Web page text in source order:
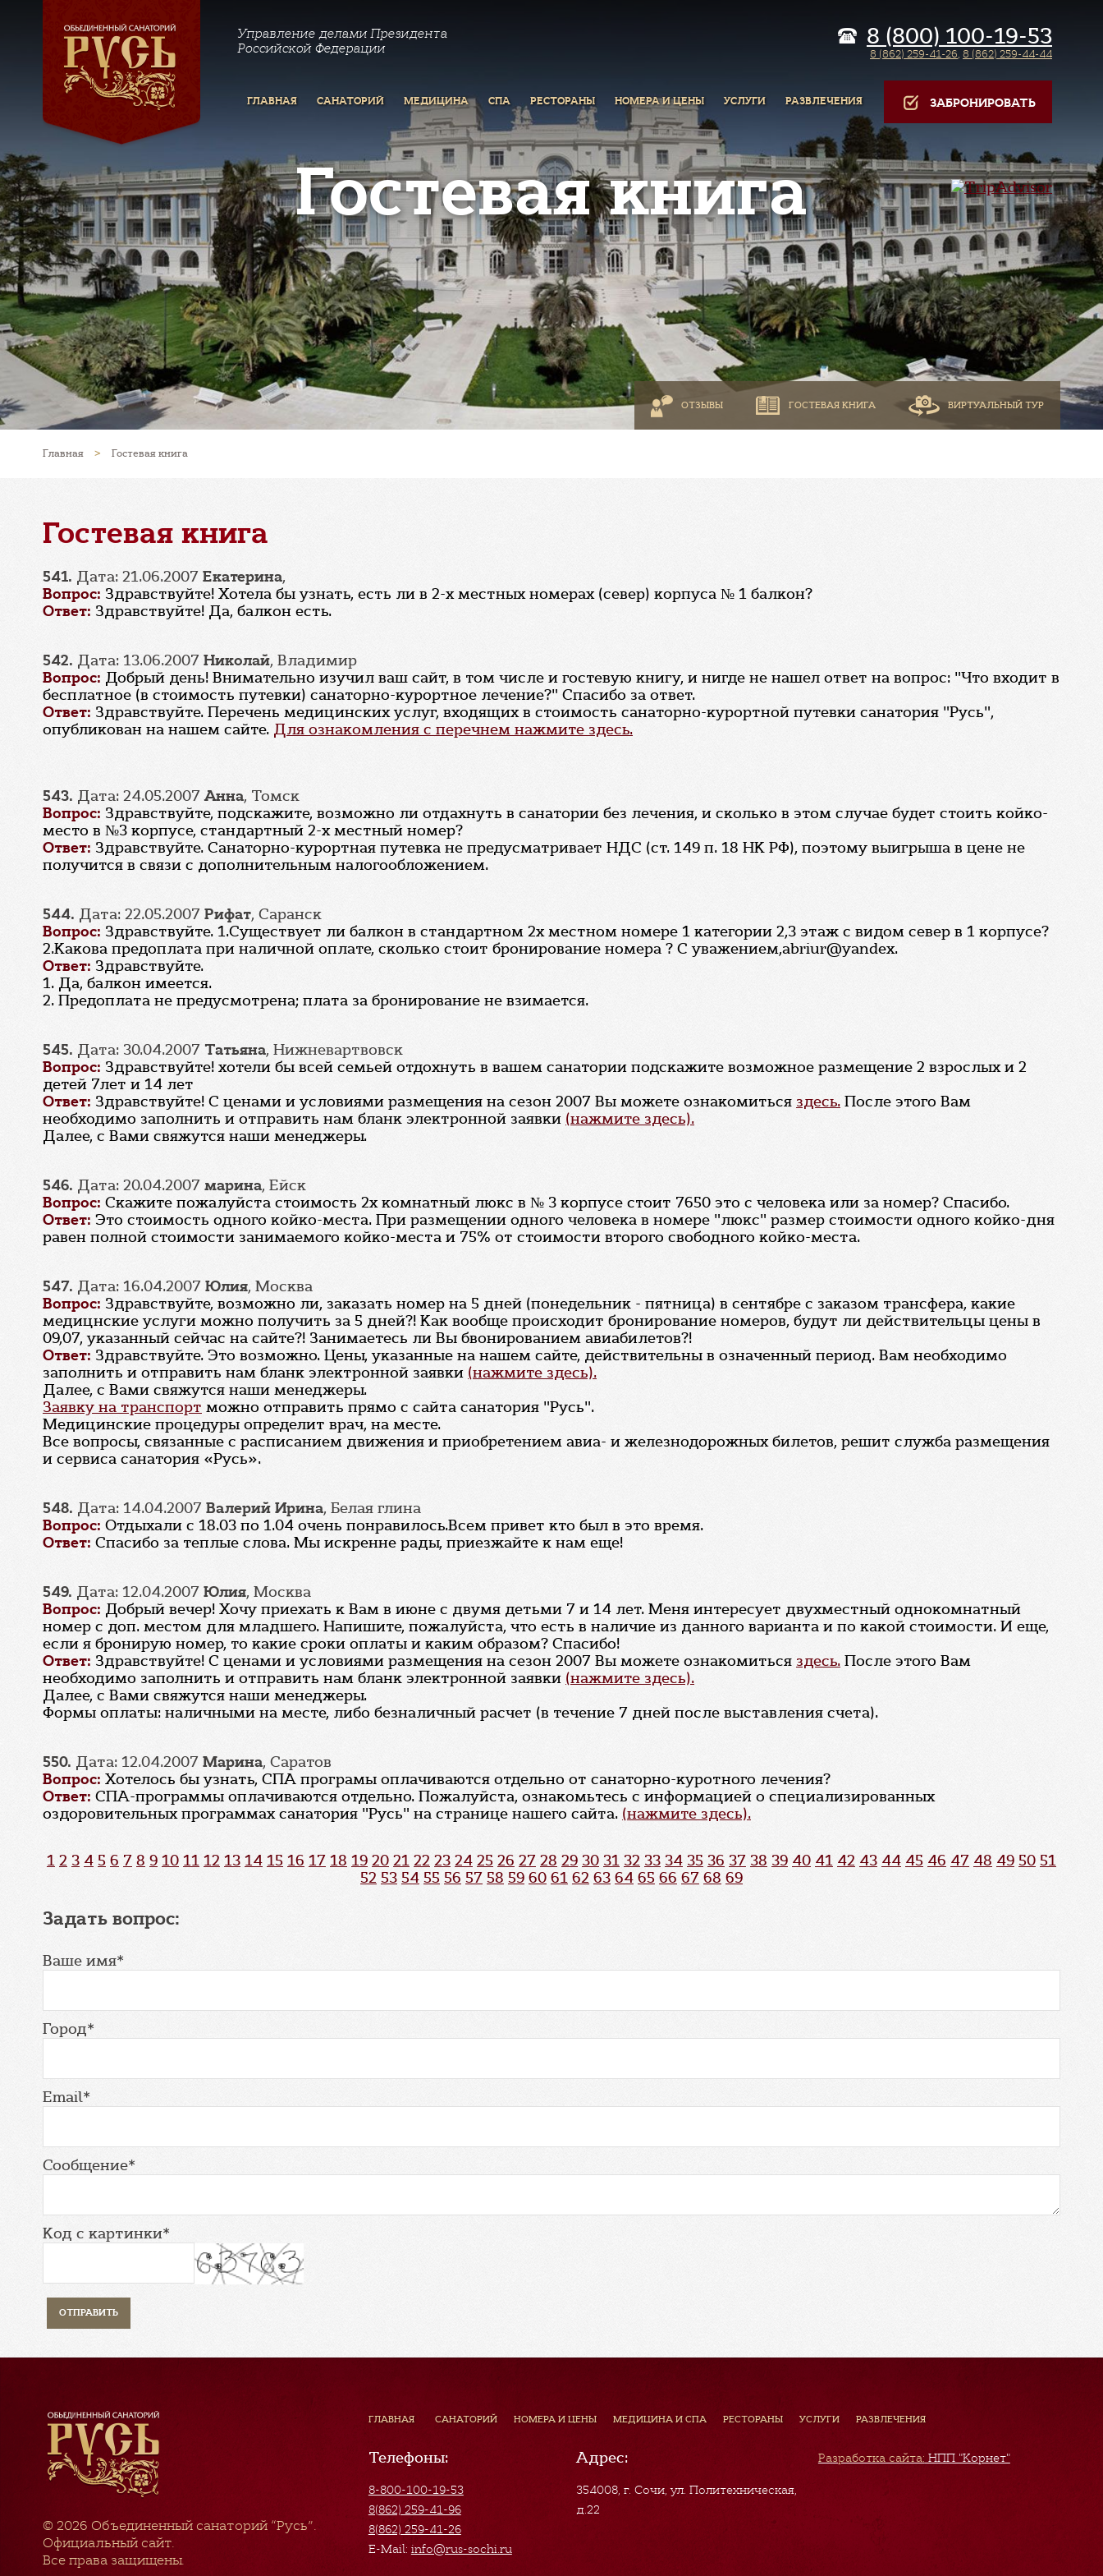
Управление делами Президента
Российской Федерации
8 (800) 100-19-53
8 (862) 259-41-26, 8 (862) 259-44-44
ГЛАВНАЯ САНАТОРИЙ МЕДИЦИНА СПА РЕСТОРАНЫ НОМЕРА И ЦЕНЫ УСЛУГИ РАЗВЛЕЧЕНИЯ ЗАБРОНИРОВАТЬ
Гостевая книга
ОТЗЫВЫ ГОСТЕВАЯ КНИГА ВИРТУАЛЬНЫЙ ТУР
Главная > Гостевая книга
Гостевая книга
541. Дата: 21.06.2007 Екатерина,
Вопрос: Здравствуйте! Хотела бы узнать, есть ли в 2-х местных номерах (север) корпуса № 1 балкон?
Ответ: Здравствуйте! Да, балкон есть.
542. Дата: 13.06.2007 Николай, Владимир
Вопрос: Добрый день! Внимательно изучил ваш сайт, в том числе и гостевую книгу, и нигде не нашел ответ на вопрос: "Что входит в
бесплатное (в стоимость путевки) санаторно-курортное лечение?" Спасибо за ответ.
Ответ: Здравствуйте. Перечень медицинских услуг, входящих в стоимость санаторно-курортной путевки санатория "Русь",
опубликован на нашем сайте. Для ознакомления с перечнем нажмите здесь.
543. Дата: 24.05.2007Анна, Томск
Вопрос: Здравствуйте, подскажите, возможно ли отдахнуть в санатории без лечения, и сколько в этом случае будет стоить койко-
место в №3 корпусе, стандартный 2-х местный номер?
Ответ: Здравствуйте. Санаторно-курортная путевка не предусматривает НДС (ст. 149 п. 18 НК РФ), поэтому выигрыша в цене не
получится в связи с дополнительным налогообложением.
544. Дата: 22.05.2007 Рифат, Саранск
Вопрос: Здравствуйте. 1.Существует ли балкон в стандартном 2х местном номере 1 категории 2,3 этаж с видом север в 1 корпусе?
2.Какова предоплата при наличной оплате, сколько стоит бронирование номера ? С уважением,abriur@yandex.
Ответ: Здравствуйте.
1. Да, балкон имеется.
2. Предоплата не предусмотрена; плата за бронирование не взимается.
545. Дата: 30.04.2007 Татьяна, Нижневартвовск
Вопрос: Здравствуйте! хотели бы всей семьей отдохнуть в вашем санатории подскажите возможное размещение 2 взрослых и 2
детей 7лет и 14 лет
Ответ: Здравствуйте! С ценами и условиями размещения на сезон 2007 Вы можете ознакомиться здесь. После этого Вам
необходимо заполнить и отправить нам бланк электронной заявки (нажмите здесь).
Далее, с Вами свяжутся наши менеджеры.
546. Дата: 20.04.2007 марина, Ейск
Вопрос: Скажите пожалуйста стоимость 2х комнатный люкс в № 3 корпусе стоит 7650 это с человека или за номер? Спасибо.
Ответ: Это стоимость одного койко-места. При размещении одного человека в номере "люкс" размер стоимости одного койко-дня
равен полной стоимости занимаемого койко-места и 75% от стоимости второго свободного койко-места.
547. Дата: 16.04.2007 Юлия, Москва
Вопрос: Здравствуйте, возможно ли, заказать номер на 5 дней (понедельник - пятница) в сентябре с заказом трансфера, какие
медицнские услуги можно получить за 5 дней?! Как вообще происходит бронирование номеров, будут ли действительцы цены в
09,07, указанный сейчас на сайте?! Занимаетесь ли Вы бвонированием авиабилетов?!
Ответ: Здравствуйте. Это возможно. Цены, указанные на нашем сайте, действительны в означенный период. Вам необходимо
заполнить и отправить нам бланк электронной заявки (нажмите здесь).
Далее, с Вами свяжутся наши менеджеры.
Заявку на транспорт можно отправить прямо с сайта санатория "Русь".
Медицинские процедуры определит врач, на месте.
Все вопросы, связанные с расписанием движения и приобретением авиа- и железнодорожных билетов, решит служба размещения
и сервиса санатория «Русь».
548. Дата: 14.04.2007 Валерий Ирина, Белая глина
Вопрос: Отдыхали с 18.03 по 1.04 очень понравилось.Всем привет кто был в это время.
Ответ: Спасибо за теплые слова. Мы искренне рады, приезжайте к нам еще!
549. Дата: 12.04.2007 Юлия, Москва
Вопрос: Добрый вечер! Хочу приехать к Вам в июне с двумя детьми 7 и 14 лет. Меня интересует двухместный однокомнатный
номер с доп. местом для младшего. Напишите, пожалуйста, что есть в наличие из данного варианта и по какой стоимости. И еще,
если я бронирую номер, то какие сроки оплаты и каким образом? Спасибо!
Ответ: Здравствуйте! С ценами и условиями размещения на сезон 2007 Вы можете ознакомиться здесь. После этого Вам
необходимо заполнить и отправить нам бланк электронной заявки (нажмите здесь).
Далее, с Вами свяжутся наши менеджеры.
Формы оплаты: наличными на месте, либо безналичный расчет (в течение 7 дней после выставления счета).
550. Дата: 12.04.2007 Марина, Саратов
Вопрос: Хотелось бы узнать, СПА програмы оплачиваются отдельно от санаторно-куротного лечения?
Ответ: СПА-программы оплачиваются отдельно. Пожалуйста, ознакомьтесь с информацией о специализированных
оздоровительных программах санатория "Русь" на странице нашего сайта. (нажмите здесь).
1 2 3 4 5 6 7 8 9 10 11 12 13 14 15 16 17 18 19 20 21 22 23 24 25 26 27 28 29 30 31 32 33 34 35 36 37 38 39 40 41 42 43 44 45 46 47 48 49 50 51
52 53 54 55 56 57 58 59 60 61 62 63 64 65 66 67 68 69
Задать вопрос:
Ваше имя*
Город*
Email*
Сообщение*
Код с картинки*
© 2026 Объединенный санаторий “Русь”.
Официальный сайт.
Все права защищены.
ГЛАВНАЯ САНАТОРИЙ НОМЕРА И ЦЕНЫ МЕДИЦИНА И СПА РЕСТОРАНЫ УСЛУГИ РАЗВЛЕЧЕНИЯ
Телефоны:
8-800-100-19-53
8(862) 259-41-96
8(862) 259-41-26
E-Mail: info@rus-sochi.ru
Адрес:
354008, г. Сочи,ул. Политехническая,
д.22
Разработка сайта: НПП "Корнет"